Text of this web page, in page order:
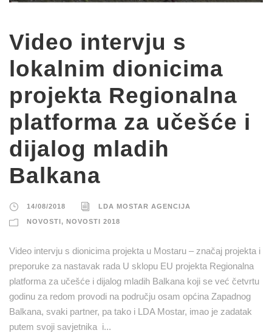
Video intervju s
lokalnim dionicima
projekta Regionalna
platforma za učešće i
dijalog mladih
Balkana
14/08/2018 LDA MOSTAR AGENCIJA
NOVOSTI, NOVOSTI 2018
Video intervju s dionicima projekta u Mostaru – značaj projekta i
preporuke za nastavak rada U sklopu EU projekta Regionalna
platforma za učešće i dijalog mladih Balkana koji se već četvrtu
godinu za redom provodi na području osam općina Zapadnog
Balkana, svaki partner, pa tako i LDA Mostar, imao je zadatak
putem svoji savjetnika i...